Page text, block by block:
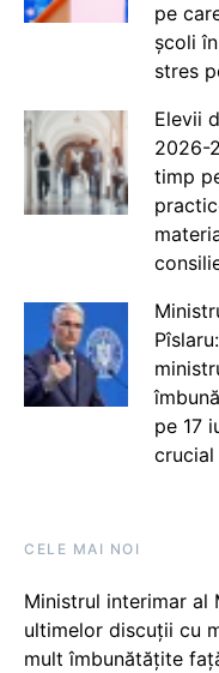
pe
școli
stres
Elevii
2026-
timp
pe 17
crucial
CELE MAI NOI
Ministrul interimar al
ultimelor discuții cu
mult îmbunătățite